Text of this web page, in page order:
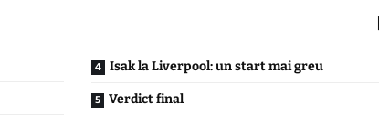
Isak la Liverpool: un start mai greu
Verdict final